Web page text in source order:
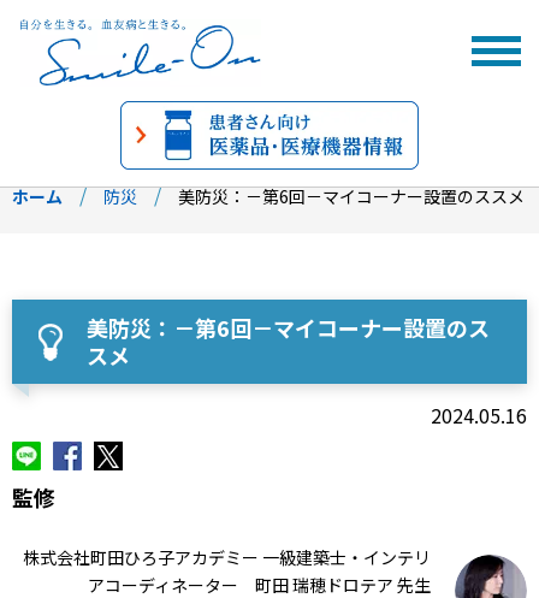
ホーム 防災 美防災：－第6回－マイコーナー設置のススメ
美防災：－第6回－マイコーナー設置のス
スメ
2024.05.16
監修
株式会社町田ひろ子アカデミー 一級建築士・インテリ
アコーディネーター 町田 瑞穂ドロテア 先生